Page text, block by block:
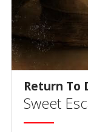
Return To
Sweet